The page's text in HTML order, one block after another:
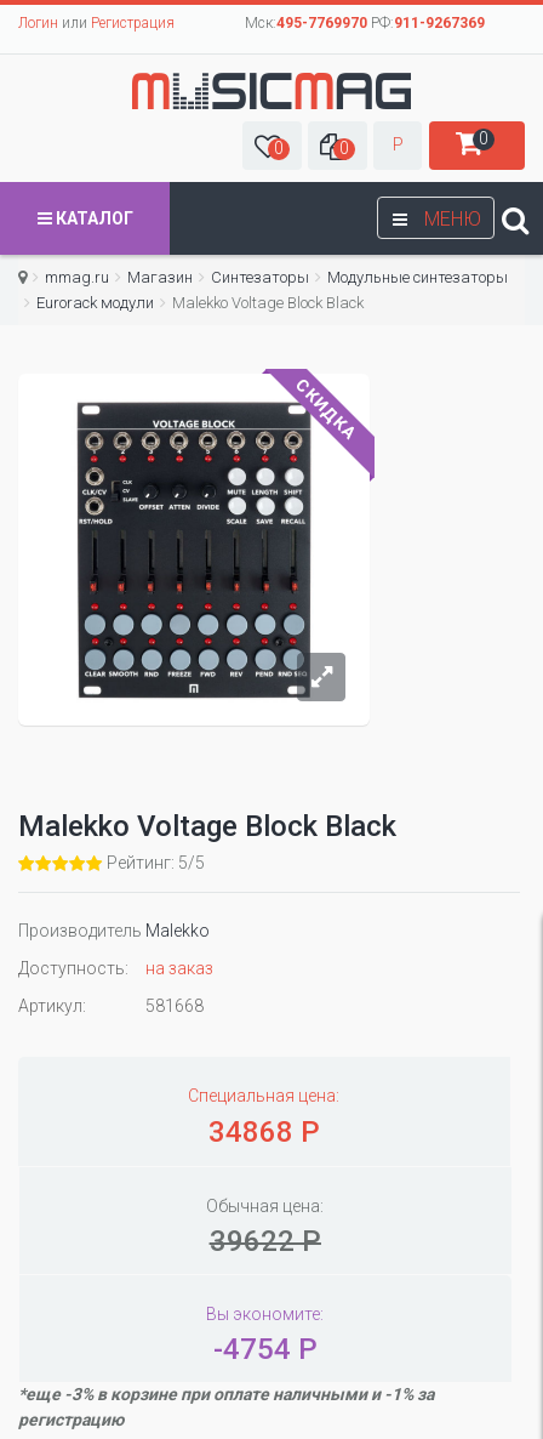
Логин или Регистрация Мск:495-7769970РФ:911-9267369
0 0 Р 0
МЕНЮ
КАТАЛОГ
mmag.ru Магазин Синтезаторы
Модульные синтезаторы
Eurorack модули
Malekko Voltage Block Black
СКИДКА
Malekko Voltage Block Black
Рейтинг: 5/5
Производитель Malekko
Доступность:
на заказ
Артикул:
581668
Специальная цена:
34868 Р
Обычная цена:
39622 Р
Вы экономите:
-4754 Р
*еще -3% в корзине при оплате наличными и -1% за
регистрацию